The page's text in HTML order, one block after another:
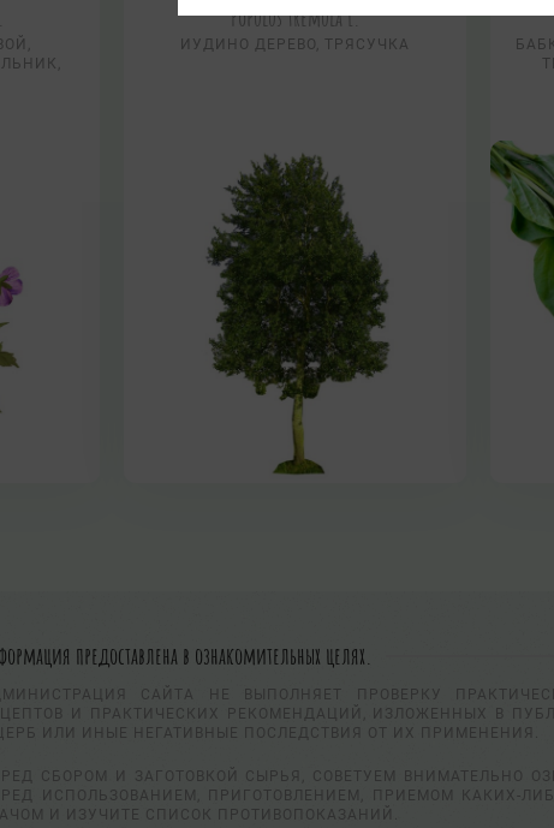
Populus tremula L.
ИУДИНО ДЕРЕВО, ТРЯСУЧКА
предоставлена в ознакомительных целях.
САЙТА НЕ ВЫПОЛНЯЕТ ПРОВЕРКУ
И ПРАКТИЧЕСКИХ РЕКОМЕНДАЦИЙ, ИЗЛОЖЕННЫХ В
ИЛИ ИНЫЕ НЕГАТИВНЫЕ ПОСЛЕДСТВИЯ ОТ ИХ ПРИМЕНЕНИЯ.
СБОРОМ И ЗАГОТОВКОЙ СЫРЬЯ, СОВЕТУЕМ ВНИМАТЕЛЬНО
ИСПОЛЬЗОВАНИЕМ, ПРИГОТОВЛЕНИЕМ, ПРИЕМОМ КАКИХ-
И ИЗУЧИТЕ СПИСОК ПРОТИВОПОКАЗАНИЙ.